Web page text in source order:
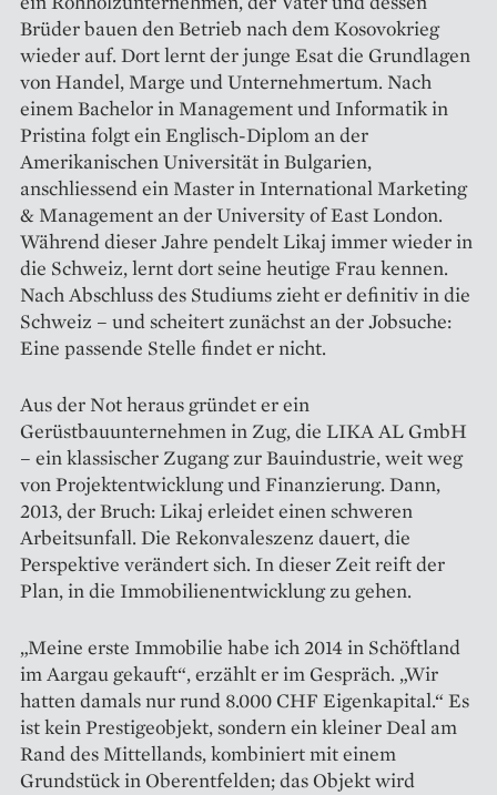
Brüder bauen den Betrieb nach dem Kosovokrieg
wieder auf. Dort lernt der junge Esat die Grundlagen
von Handel, Marge und Unternehmertum. Nach
einem Bachelor in Management und Informatik in
Pristina folgt ein Englisch-Diplom an der
Amerikanischen Universität in Bulgarien,
anschliessend ein Master in International Marketing
& Management an der University of East London.
Während dieser Jahre pendelt Likaj immer wieder in
die Schweiz, lernt dort seine heutige Frau kennen.
Nach Abschluss des Studiums zieht er definitiv in die
Schweiz – und scheitert zunächst an der Jobsuche:
Eine passende Stelle findet er nicht.
Aus der Not heraus gründet er ein
Gerüstbauunternehmen in Zug, die LIKA AL GmbH
– ein klassischer Zugang zur Bauindustrie, weit weg
von Projektentwicklung und Finanzierung. Dann,
2013, der Bruch: Likaj erleidet einen schweren
Arbeitsunfall. Die Rekonvaleszenz dauert, die
Perspektive verändert sich. In dieser Zeit reift der
Plan, in die Immobilienentwicklung zu gehen.
„Meine erste Immobilie habe ich 2014 in Schöftland
im Aargau gekauft“, erzählt er im Gespräch. „Wir
hatten damals nur rund 8.000 CHF Eigenkapital.“ Es
ist kein Prestigeobjekt, sondern ein kleiner Deal am
Rand des Mittellands, kombiniert mit einem
Grundstück in Oberentfelden; das Objekt wird